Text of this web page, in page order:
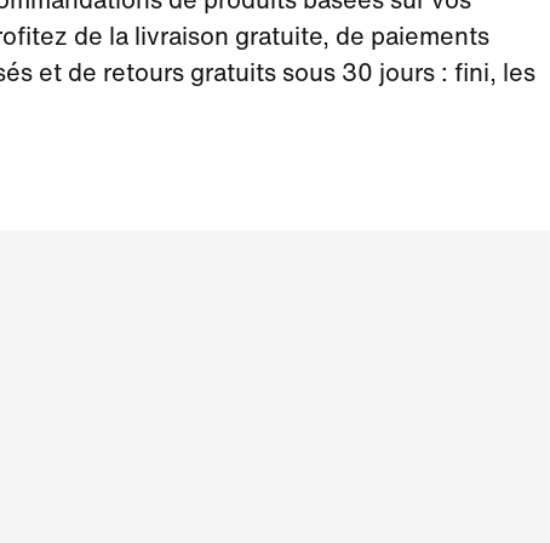
de la livraison gratuite, de paiements
et de retours gratuits sous 30 jours : fini, les